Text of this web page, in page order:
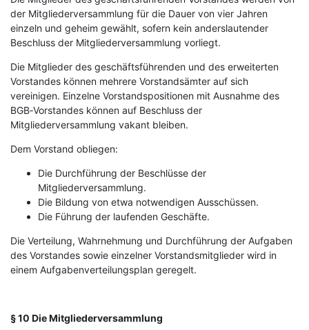
der Mitgliederversammlung für die Dauer von vier Jahren
einzeln und geheim gewählt, sofern kein anderslautender
Beschluss der Mitgliederversammlung vorliegt.
Die Mitglieder des geschäftsführenden und des erweiterten
Vorstandes können mehrere Vorstandsämter auf sich
vereinigen. Einzelne Vorstandspositionen mit Ausnahme des
BGB‑Vorstandes können auf Beschluss der
Mitgliederversammlung vakant bleiben.
Dem Vorstand obliegen:
Die Durchführung der Beschlüsse der
Mitgliederversammlung.
Die Bildung von etwa notwendigen Ausschüssen.
Die Führung der laufenden Geschäfte.
Die Verteilung, Wahrnehmung und Durchführung der Aufgaben
des Vorstandes sowie einzelner Vorstandsmitglieder wird in
einem Aufgabenverteilungsplan geregelt.
§ 10 Die Mitgliederversammlung